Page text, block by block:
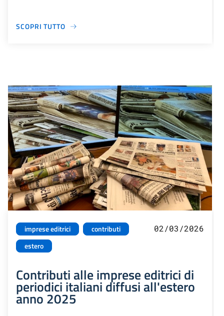
SCOPRI TUTTO
imprese editrici
contributi
estero
02/03/2026
Contributi alle imprese editrici di
periodici italiani diffusi all'estero
anno 2025